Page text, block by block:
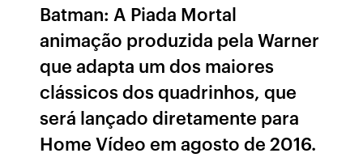
Batman: A Piada Mortal
animação produzida pela Warner
que adapta um dos maiores
clássicos dos quadrinhos, que
será lançado diretamente para
Home Vídeo em agosto de 2016.